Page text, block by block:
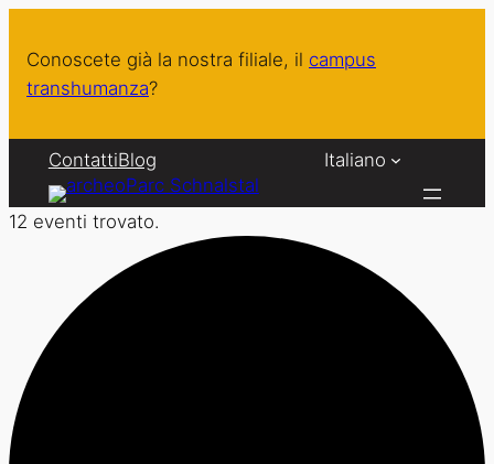
Conoscete già la nostra filiale, il campus
transhumanza?
ContattiBlog Italiano
12 eventi trovato.